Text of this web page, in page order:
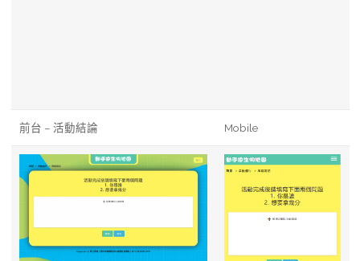
前台 – 活動結論 Mobile